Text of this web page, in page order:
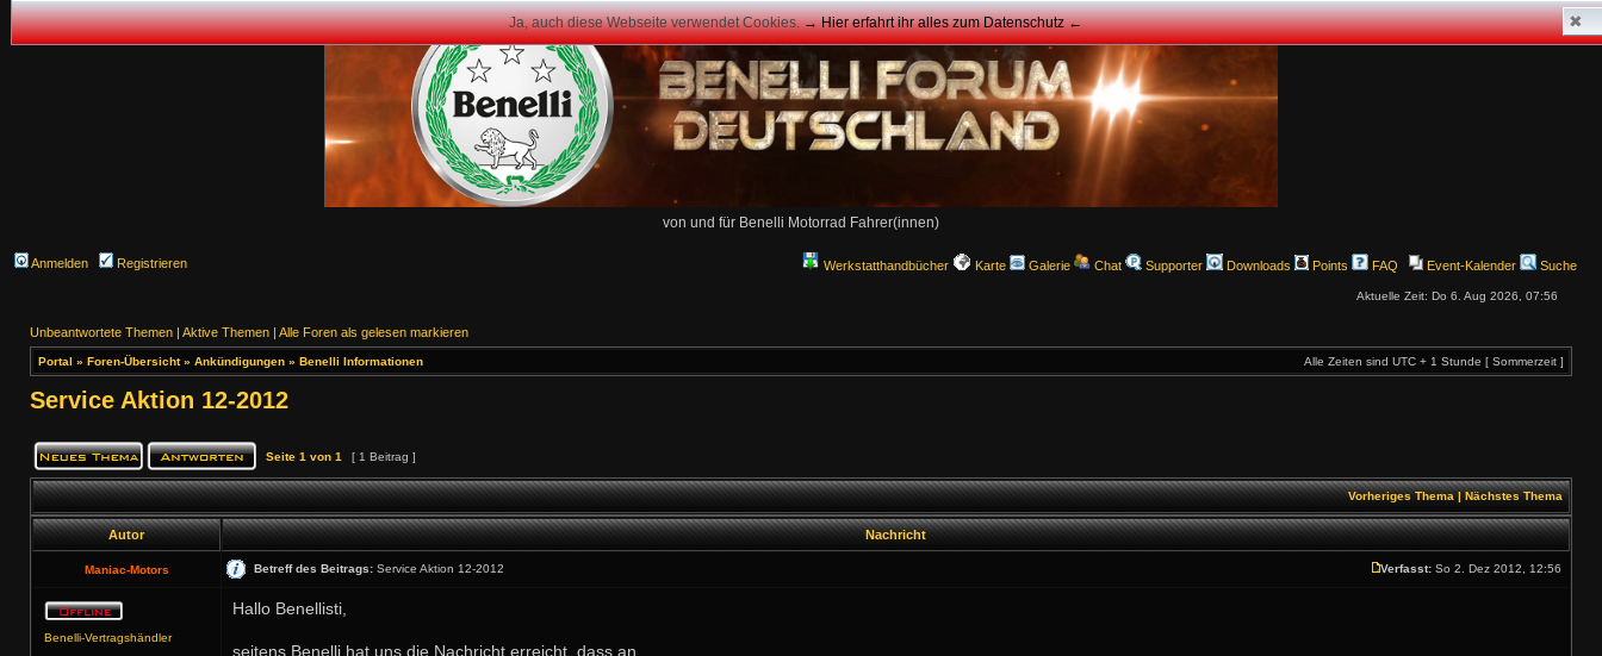
Ja, auch diese Webseite verwendet Cookies.→ Hier erfahrt ihr alles zum Datenschutz ← ✖
von und für Benelli Motorrad Fahrer(innen)
Anmelden Registrieren Werkstatthandbücher Karte Galerie Chat Supporter Downloads Points FAQ Event-Kalender Suche
Aktuelle Zeit: Do 6. Aug 2026, 07:56
Unbeantwortete Themen | Aktive Themen | Alle Foren als gelesen markieren
Portal » Foren-Übersicht» Ankündigungen » Benelli Informationen Alle Zeiten sind UTC + 1 Stunde [ Sommerzeit ]
Service Aktion 12-2012
Seite 1 von 1 [ 1 Beitrag ]
Vorheriges Thema|Nächstes Thema
Autor Nachricht
Maniac-Motors Betreff des Beitrags: Service Aktion 12-2012 Verfasst: So 2. Dez 2012, 12:56
Benelli-Vertragshändler
Hallo Benellisti,
seitens Benelli hat uns die Nachricht erreicht, dass an